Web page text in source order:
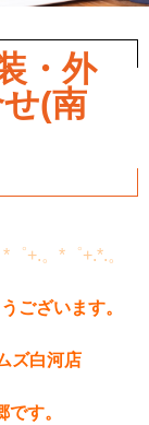
・外
(南
+.。*゜+.*.。
ございます。
ズ白河店
す。